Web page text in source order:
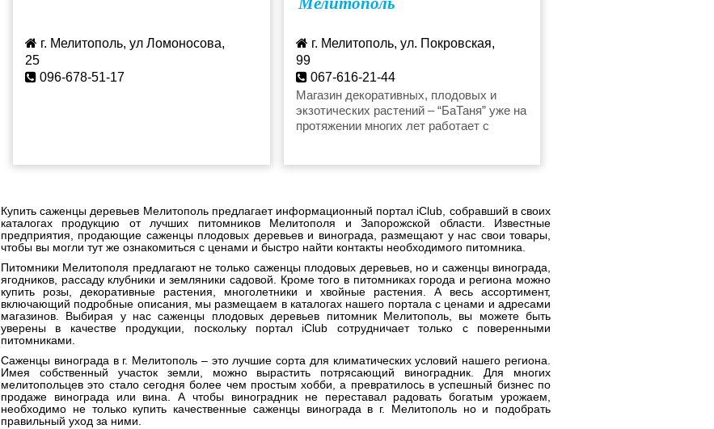
г. Мелитополь, ул Ломоносова,
25
096-678-51-17
г. Мелитополь, ул. Покровская,
99
067-616-21-44
Магазин декоративных, плодовых и
экзотических растений – “БаТаня” уже на
протяжении многих лет работает с
саженцы плодовых и декоративных
растений отправляются к заказчикам
уже с марта, в зависимости от погоды и
от того, насколько растения готовы к
посадке.
Купить саженцы деревьев Мелитополь предлагает информационный портал iClub, собравший в своих
каталогах продукцию от лучших питомников Мелитополя и Запорожской области. Известные
предприятия, продающие саженцы плодовых деревьев и винограда, размещают у нас свои товары,
чтобы вы могли тут же ознакомиться с ценами и быстро найти контакты необходимого питомника.
Питомники Мелитополя предлагают не только саженцы плодовых деревьев, но и саженцы винограда,
ягодников, рассаду клубники и земляники садовой. Кроме того в питомниках города и региона можно
купить розы, декоративные растения, многолетники и хвойные растения. А весь ассортимент,
включающий подробные описания, мы размещаем в каталогах нашего портала с ценами и адресами
магазинов. Выбирая у нас саженцы плодовых деревьев питомник Мелитополь, вы можете быть
уверены в качестве продукции, поскольку портал iClub сотрудничает только с поверенными
питомниками.
Саженцы винограда в г. Мелитополь – это лучшие сорта для климатических условий нашего региона.
Имея собственный участок земли, можно вырастить потрясающий виноградник. Для многих
мелитопольцев это стало сегодня более чем простым хобби, а превратилось в успешный бизнес по
продаже винограда или вина. А чтобы виноградник не переставал радовать богатым урожаем,
необходимо не только купить качественные саженцы винограда в г. Мелитополь но и подобрать
правильный уход за ними.